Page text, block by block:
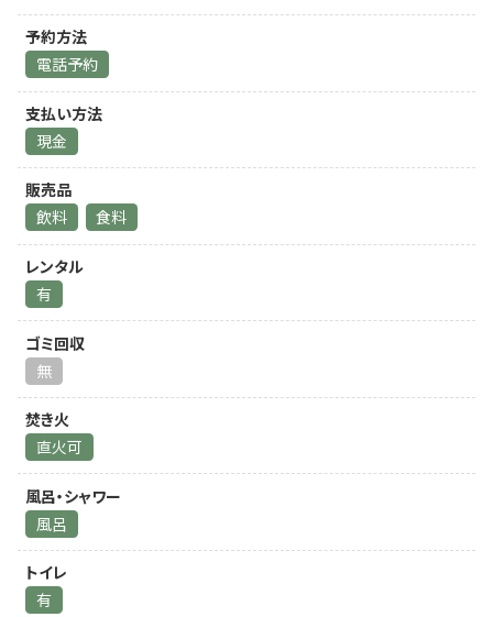
予約方法
電話予約
支払い方法
現金
販売品
飲料
食料
レンタル
有
ゴミ回収
無
焚き火
直火可
風呂・シャワー
風呂
トイレ
有